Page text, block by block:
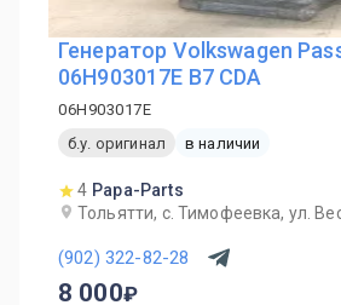
Генератор Volkswagen
06H903017E B7 CDA
06H903017E
б.у. оригинал
в наличии
4 Papa-Parts
Тольятти, с. Тимофеевка, ул.
(902) 322-82-28
8 000